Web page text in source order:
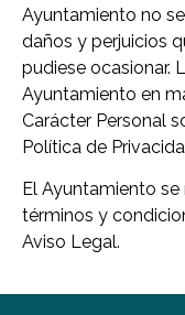
Ayuntamiento no
daños y perjuicios
pudiese ocasionar.
Ayuntamiento en
Carácter Personal
Política de
El Ayuntamiento
términos y
Aviso Legal.